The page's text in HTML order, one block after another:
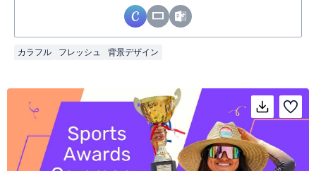
カラフル フレッシュ 背景デザイン